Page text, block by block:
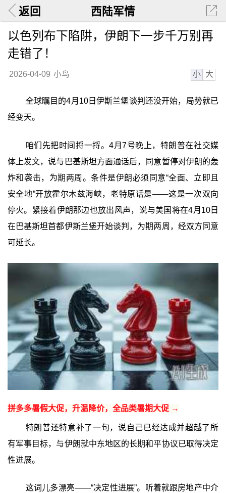
返回 西陆军情
以色列布下陷阱，伊朗下一步千万别再
走错了！
2026-04-09 小鸟 小 大
全球瞩目的4月10日伊斯兰堡谈判还没开始，局势就已
经变天。
咱们先把时间捋一捋。4月7号晚上，特朗普在社交媒
体上发文，说与巴基斯坦方面通话后，同意暂停对伊朗的轰
炸和袭击，为期两周。条件是伊朗必须同意“全面、立即且
安全地”开放霍尔木兹海峡，老特原话是——这是一次双向
停火。紧接着伊朗那边也放出风声，说与美国将在4月10日
在巴基斯坦首都伊斯兰堡开始谈判，为期两周，经双方同意
可延长。
拼多多暑假大促，升温降价，全品类暑期大促 →
特朗普还特意补了一句，说自己已经达成并超越了所
有军事目标，与伊朗就中东地区的长期和平协议已取得决定
性进展。
这词儿多漂亮——“决定性进展”。听着就跟房地产中介